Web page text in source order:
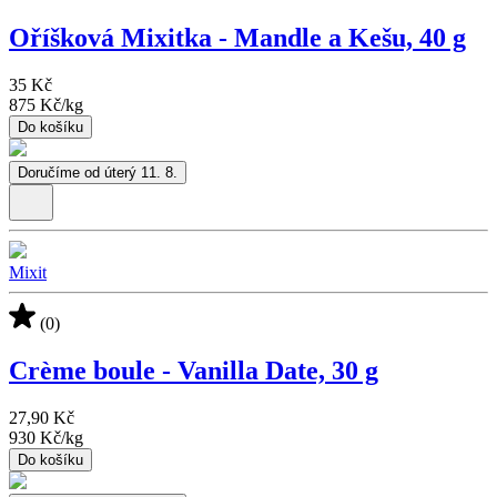
Oříšková Mixitka - Mandle a Kešu, 40 g
35 Kč
875 Kč/kg
Do košíku
Doručíme od úterý 11. 8.
Mixit
(0)
Crème boule - Vanilla Date, 30 g
27,90 Kč
930 Kč/kg
Do košíku